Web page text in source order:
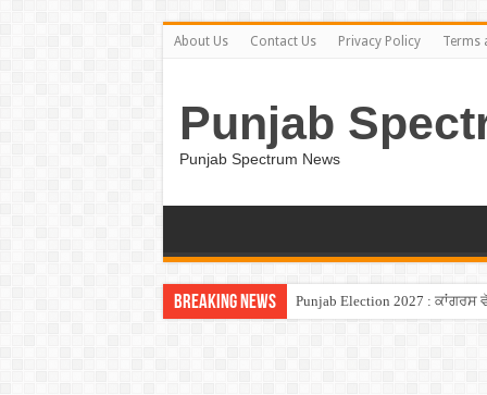
About Us Contact Us Privacy Policy Terms
Punjab
Punjab Spectrum News
Breaking News Punjab Election 2027 : ਕਾਂਗਰਸ
ਬਿਨਾਂ ਵਿਆਹ ਮਾਂ ਬਣਨਾ ਚਾਹੁੰਦੀ ਹੈ